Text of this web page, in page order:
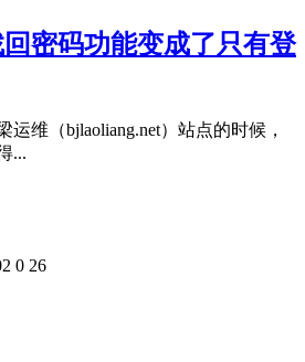
密码功能变成了只有登
维（bjlaoliang.net）站点的时候，
...
0 26